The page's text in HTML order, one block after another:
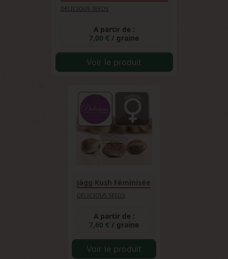
DELICIOUS SEEDS
A partir de :
7,00 € / graine
Voir le produit
Jägg Kush Féminisée
DELICIOUS SEEDS
A partir de :
7,60 € / graine
Voir le produit